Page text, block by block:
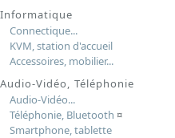
Informatique
Connectique...
KVM, station d'accueil
Accessoires, mobilier...
Audio-Vidéo, Téléphonie
Audio-Vidéo...
Téléphonie, Bluetooth ¤
Smartphone, tablette